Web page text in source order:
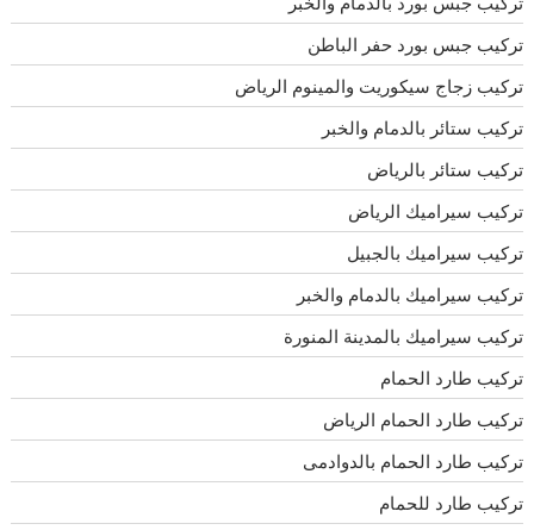
تركيب جبس بورد حفر الباطن
تركيب زجاج سيكوريت والمينوم الرياض
تركيب ستائر بالدمام والخبر
تركيب ستائر بالرياض
تركيب سيراميك الرياض
تركيب سيراميك بالجبيل
تركيب سيراميك بالدمام والخبر
تركيب سيراميك بالمدينة المنورة
تركيب طارد الحمام
تركيب طارد الحمام الرياض
تركيب طارد الحمام بالدوادمى
تركيب طارد للحمام